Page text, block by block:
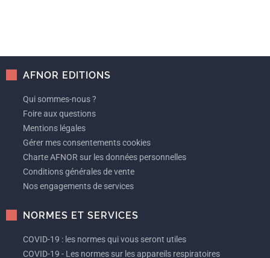
AFNOR EDITIONS
Qui sommes-nous ?
Foire aux questions
Mentions légales
Gérer mes consentements cookies
Charte AFNOR sur les données personnelles
Conditions générales de vente
Nos engagements de services
NORMES ET SERVICES
COVID-19 : les normes qui vous seront utiles
COVID-19 - Les normes sur les appareils respiratoires